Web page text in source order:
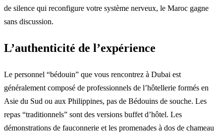
de silence qui reconfigure votre système nerveux, le Maroc gagne
sans discussion.
L’authenticité de l’expérience
Le personnel “bédouin” que vous rencontrez à Dubai est
généralement composé de professionnels de l’hôtellerie formés en
Asie du Sud ou aux Philippines, pas de Bédouins de souche. Les
repas “traditionnels” sont des versions buffet d’hôtel. Les
démonstrations de fauconnerie et les promenades à dos de chameau